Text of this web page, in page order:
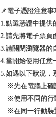
📌電子憑證注意事
1.點選憑證中提供
2.請先將電子票頁
3.請關閉瀏覽器的
4.當開始使用任意
5.如遇以下狀況，
※先在電腦上確
※使用不同的行
※在同一行動裝